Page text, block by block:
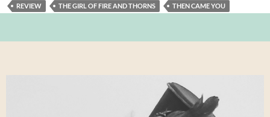
REVIEW
THE GIRL OF FIRE AND THORNS THEN CAME YOU